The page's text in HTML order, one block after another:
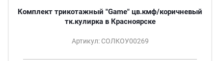
Комплект трикотажный "Game" цв.кмф/коричневый
тк.кулирка в Красноярске
Артикул: СОЛКОУ00269